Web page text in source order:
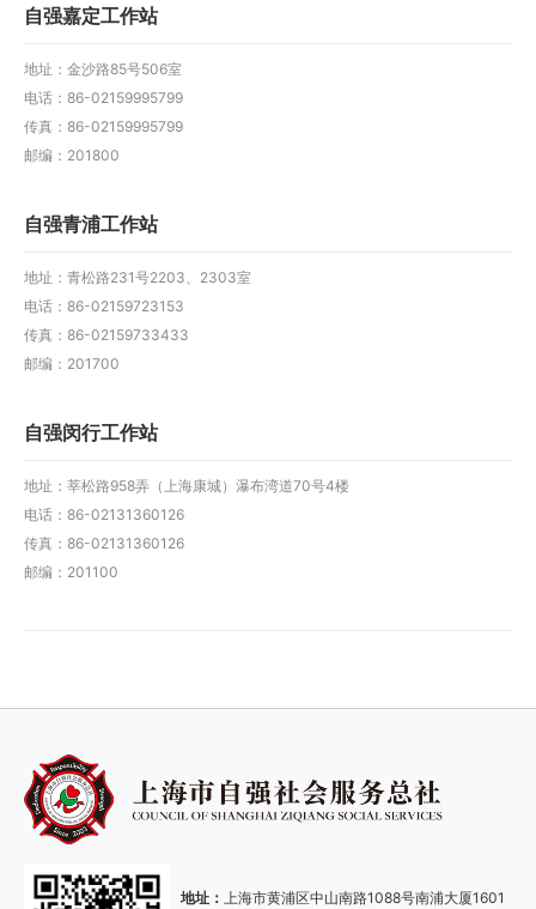
自强嘉定工作站
地址：金沙路85号506室
电话：86-02159995799
传真：86-02159995799
邮编：201800
自强青浦工作站
地址：青松路231号2203、2303室
电话：86-02159723153
传真：86-02159733433
邮编：201700
自强闵行工作站
地址：莘松路958弄（上海康城）瀑布湾道70号4楼
电话：86-02131360126
传真：86-02131360126
邮编：201100
地址： 上海市黄浦区中山南路1088号南浦大厦1601